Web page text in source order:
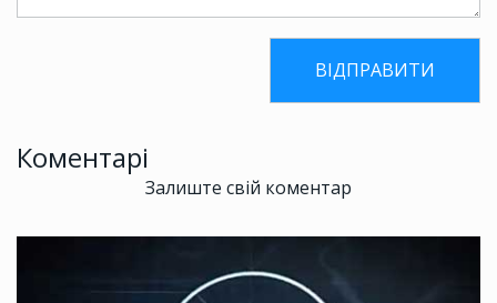
Коментарі
Залиште свій коментар